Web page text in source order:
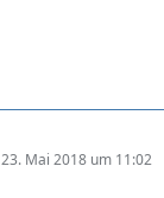
23. Mai 2018 um 11:02